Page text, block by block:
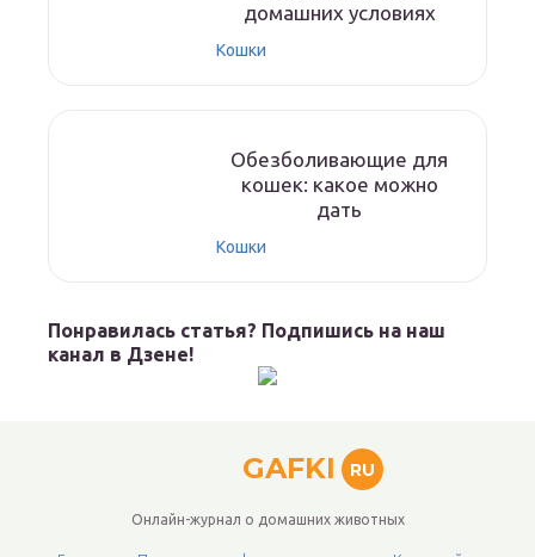
домашних условиях
Кошки
Обезболивающие для
кошек: какое можно
дать
Кошки
Понравилась статья? Подпишись на наш
канал в Дзене!
GAFKI RU
Онлайн-журнал о домашних животных